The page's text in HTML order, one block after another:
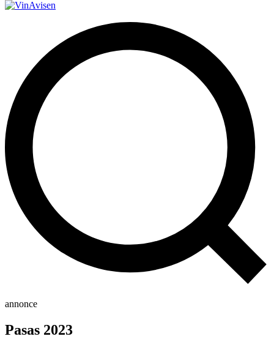
annonce
Pasas 2023